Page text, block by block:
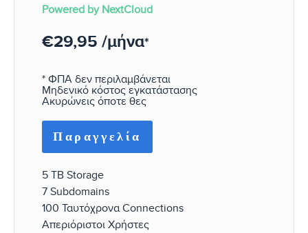
Powered by NextCloud
€29,95 /μήνα*
* ΦΠΑ δεν περιλαμβάνεται
Μηδενικό κόστος εγκατάστασης
Ακυρώνεις όποτε θες
Παραγγελία
5 TB Storage
7 Subdomains
100 Ταυτόχρονα Connections
Απεριόριστοι Χρήστες